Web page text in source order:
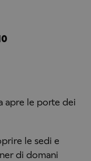
apre le porte dei
le sedi e
di domani